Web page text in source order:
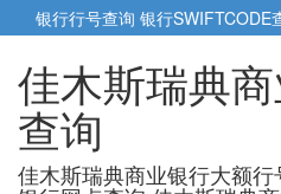
银行行号查询 银行SWIFTCODE
佳木斯瑞典
查询
佳木斯瑞典商业银行大额